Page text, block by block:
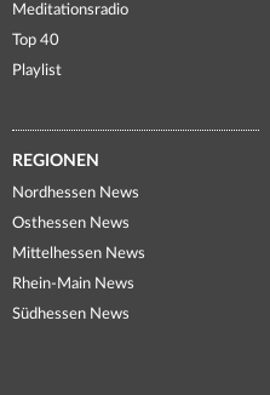
Meditationsradio
Top 40
Playlist
REGIONEN
Nordhessen News
Osthessen News
Mittelhessen News
Rhein-Main News
Südhessen News